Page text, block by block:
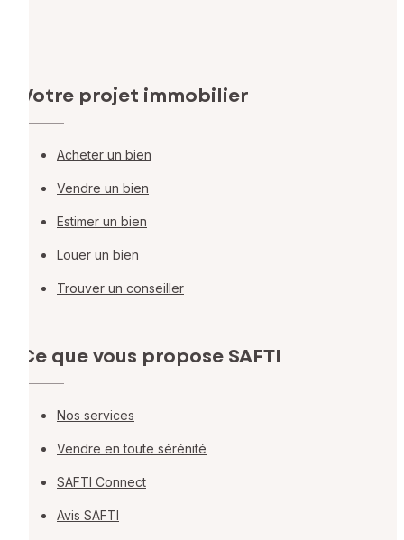
Votre projet immobilier
Acheter un bien
Vendre un bien
Estimer un bien
Louer un bien
Trouver un conseiller
Ce que vous propose SAFTI
Nos services
Vendre en toute sérénité
SAFTI Connect
Avis SAFTI